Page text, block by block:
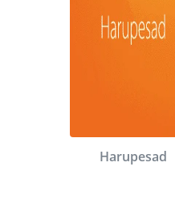
Harupesad